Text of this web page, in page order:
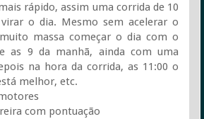
rápido, assim uma corrida de 10
o dia. Mesmo sem acelerar o
massa começar o dia com o
as 9 da manhã, ainda com uma
na hora da corrida, as 11:00 o
melhor, etc.
com pontuação